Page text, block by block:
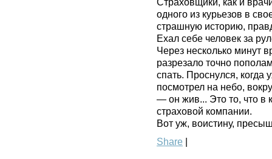
Страховщики, как и
одного из курьезов в
страшную историю,
Ехал себе человек за
Через несколько минут
разрезало точно
спать. Проснулся,
посмотрел на небо,
— он жив... Это то, что в
страховой компании.
Вот уж, воистину,
Share